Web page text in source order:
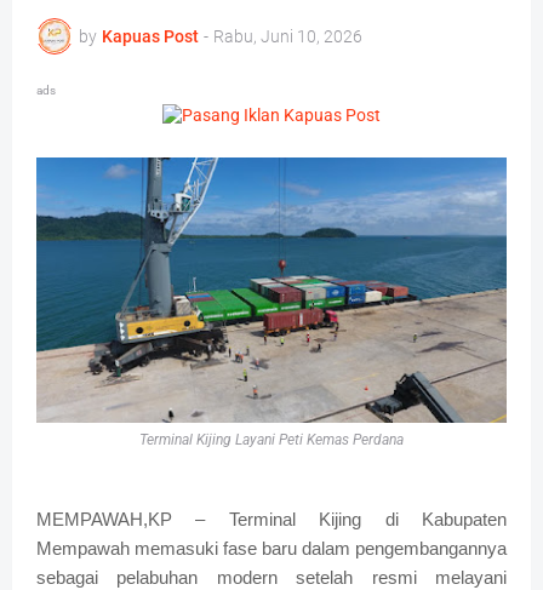
by Kapuas Post - Rabu, Juni 10, 2026
ads
Terminal Kijing Layani Peti Kemas Perdana
MEMPAWAH,KP – Terminal Kijing di Kabupaten
Mempawah memasuki fase baru dalam pengembangannya
sebagai pelabuhan modern setelah resmi melayani